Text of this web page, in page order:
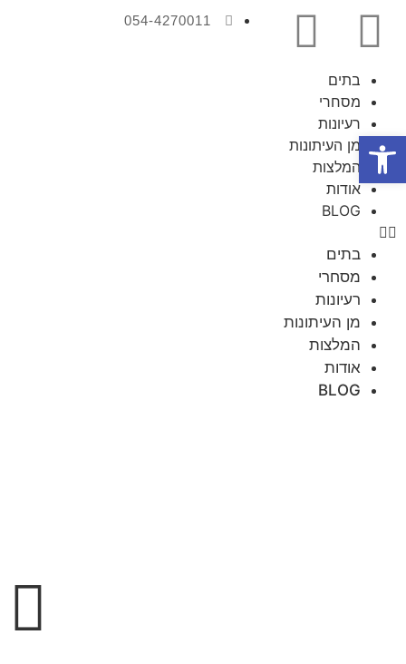
054-4270011
בתים
מסחרי
רעיונות
מן העיתונות
המלצות
אודות
BLOG
בתים
מסחרי
רעיונות
מן העיתונות
המלצות
אודות
BLOG
פתח סרגל נגישות